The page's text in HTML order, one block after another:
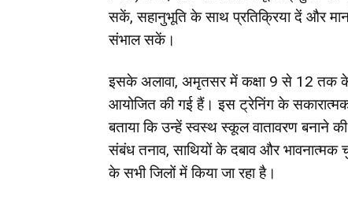
सकें, सहानुभूति के साथ प्रतिक्रिया दें और
संभाल सकें।
इसके अलावा, अमृतसर में कक्षा 9 से 12 तक के
आयोजित की गई हैं। इस ट्रेनिंग के
बताया कि उन्हें स्वस्थ स्कूल वातावरण बनाने
संबंध तनाव, साथियों के दबाव और भावनात्मक
के सभी जिलों में किया जा रहा है।